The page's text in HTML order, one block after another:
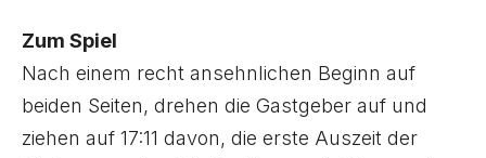
Zum Spiel
Nach einem recht ansehnlichen Beginn auf
beiden Seiten, drehen die Gastgeber auf und
ziehen auf 17:11 davon, die erste Auszeit der